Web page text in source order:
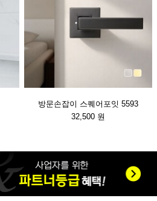
방문손잡이 스퀘어포잇 5593
32,500 원